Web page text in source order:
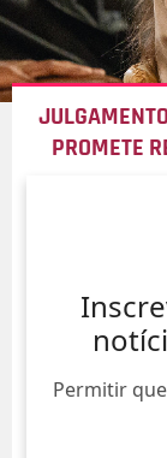
Permitir
PROMETE